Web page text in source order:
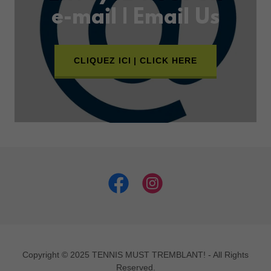
e-mail | Email Us
CLIQUEZ ICI | CLICK HERE
Copyright © 2025 TENNIS MUST TREMBLANT! - All Rights
Reserved.